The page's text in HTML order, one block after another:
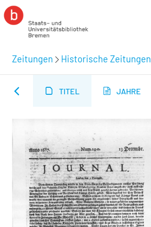
Zeitungen Historische Zeitungen
TITEL JAHRE